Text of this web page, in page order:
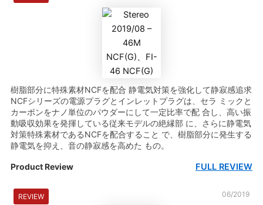
樹脂部分に特殊素材NCFを配合 静電気対策を強化して静寂感追求
NCFシリーズの電源プラグとインレットプラグは、セラ ミックと
カーボンをナノ単位のパウダーにして一定比率で配 合し、高い振
動吸収効果を発揮している従来モデルの絶縁部 に、さらに静電気
対策特殊素材であるNCFを配合すること で、樹脂部分に発生する
静電気を抑え、音の静寂感を高めた もの。
Product Review FULL REVIEW
REVIEW 06/2019